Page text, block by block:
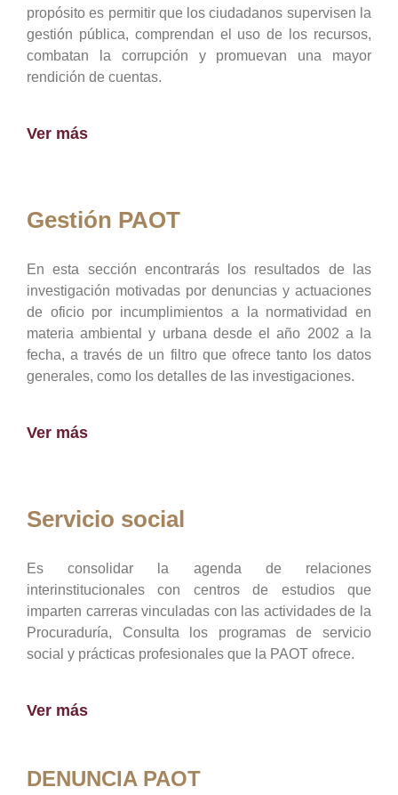
propósito es permitir que los ciudadanos supervisen la
gestión pública, comprendan el uso de los recursos,
combatan la corrupción y promuevan una mayor
rendición de cuentas.
Ver más
Gestión PAOT
En esta sección encontrarás los resultados de las
investigación motivadas por denuncias y actuaciones
de oficio por incumplimientos a la normatividad en
materia ambiental y urbana desde el año 2002 a la
fecha, a través de un filtro que ofrece tanto los datos
generales, como los detalles de las investigaciones.
Ver más
Servicio social
Es consolidar la agenda de relaciones
interinstitucionales con centros de estudios que
imparten carreras vinculadas con las actividades de la
Procuraduría, Consulta los programas de servicio
social y prácticas profesionales que la PAOT ofrece.
Ver más
DENUNCIA PAOT